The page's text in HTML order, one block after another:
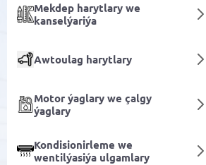
Mekdep harytlary we
kanselýariýa
Awtoulag harytlary
Motor ýaglary we çalgy
ýaglary
Kondisionirleme we
wentilýasiýa ulgamlary